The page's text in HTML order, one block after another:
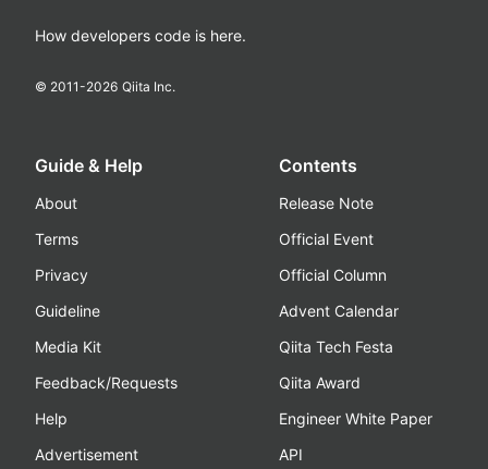
How developers code is here.
© 2011-2026 Qiita Inc.
Guide & Help
About
Terms
Privacy
Guideline
Media Kit
Feedback/Requests
Help
Advertisement
Contents
Release Note
Official Event
Official Column
Advent Calendar
Qiita Tech Festa
Qiita Award
Engineer White Paper
API